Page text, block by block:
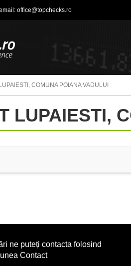
office@topchecks.ro
COMUNA POIANA VADULUI
LUPAIESTI,
ne puteți contacta folosind
Contact